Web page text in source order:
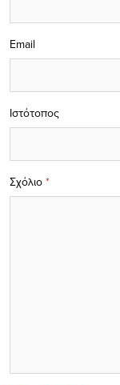
Σχόλιο *
Email
Ιστότοπος